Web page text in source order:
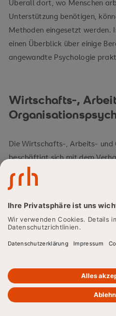
Überall dort, wo Menschen
Unterstützung benötigen,
Methoden eingesetzt werden.
einen Überblick über einige
angewandte Psychologie
Wirtschafts-,
Die Wirtschafts-, Arbeits- und
beschäftigt sich mit dem
Unternehmen und
Mitarbeitermotivation,
Methoden in diesem Bereich
Mitarbeiterbefragungen,
Unternehmensberater:innen
Organisationsentwicklung tätig